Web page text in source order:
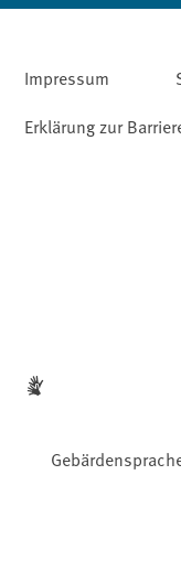
Impressum
Erklärung zur